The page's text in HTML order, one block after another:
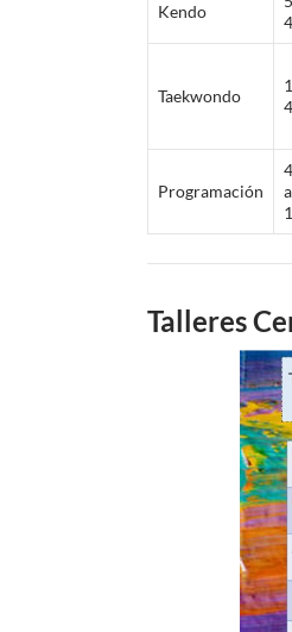
Kendo
Taekwondo
Programación
a
Talleres